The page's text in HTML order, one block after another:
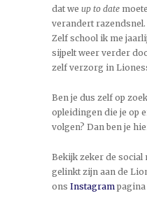
dat we up to date
verandert razendsnel.
Zelf school ik me
sijpelt weer verder
zelf verzorg in
Ben je dus zelf op
opleidingen die je op
volgen? Dan ben je
Bekijk zeker de
gelinkt zijn aan de
ons Instagram pagina